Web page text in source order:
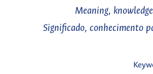
Meaning,
Significado, conhecimento